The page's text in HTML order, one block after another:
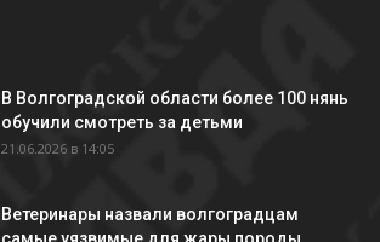
В Волгоградской области более 100 нянь
обучили смотреть за детьми
21.06.2026 в 14:05
Ветеринары назвали волгоградцам
самые уязвимые для жары породы